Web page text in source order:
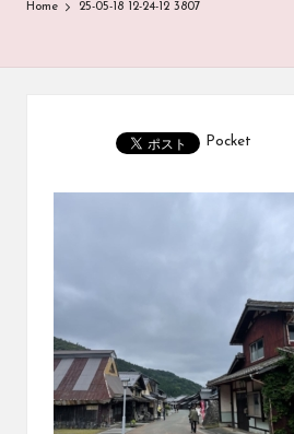
Home 25-05-18 12-24-12 3807
Pocket